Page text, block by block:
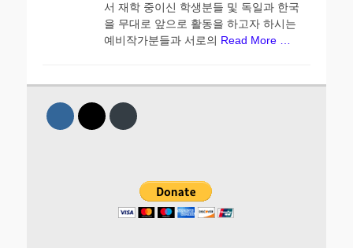
서 재학 중이신 학생분들 및 독일과 한국
을 무대로 앞으로 활동을 하고자 하시는
예비작가분들과 서로의 Read More …